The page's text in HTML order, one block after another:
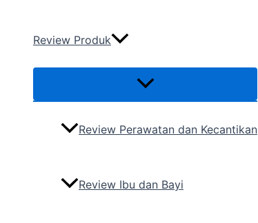
Review Produk
Review Perawatan dan Kecantikan
Review Ibu dan Bayi